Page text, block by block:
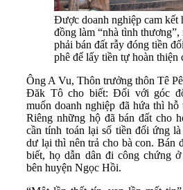
Được doanh nghiệp cam kết
đồng làm “nhà tình
phải bán đất rẫy đóng tiền
phê để lấy tiền tự hoàn thiện
Ông A Vu, Thôn trưởng thôn Tê
Đăk Tô cho biết: Đối với góc
muốn doanh nghiệp đã hứa thì
Riêng những hộ đã bán đất cho
cần tính toán lại số tiền đối ứng
dư lại thì nên trả cho bà con. Bán
biết, họ dẫn dân đi công chứng
bên huyện Ngọc Hồi.